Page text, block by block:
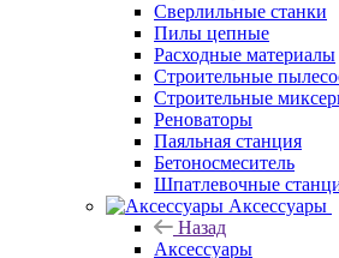
Сверлильные станки
Пилы цепные
Расходные материалы
Строительные
Строительные
Реноваторы
Паяльная станция
Бетоносмеситель
Шпатлевочные
Аксессуары
Назад
Аксессуары